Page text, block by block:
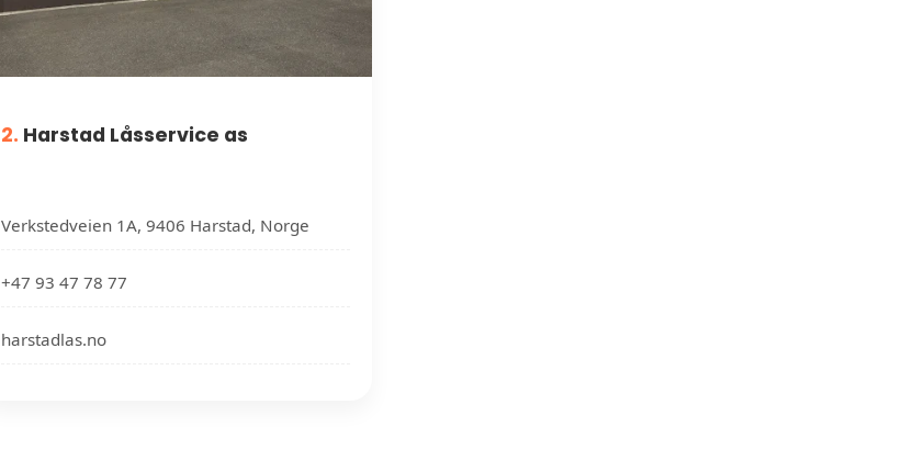
2. Harstad Låsservice as
Verkstedveien 1A, 9406 Harstad, Norge
+47 93 47 78 77
harstadlas.no